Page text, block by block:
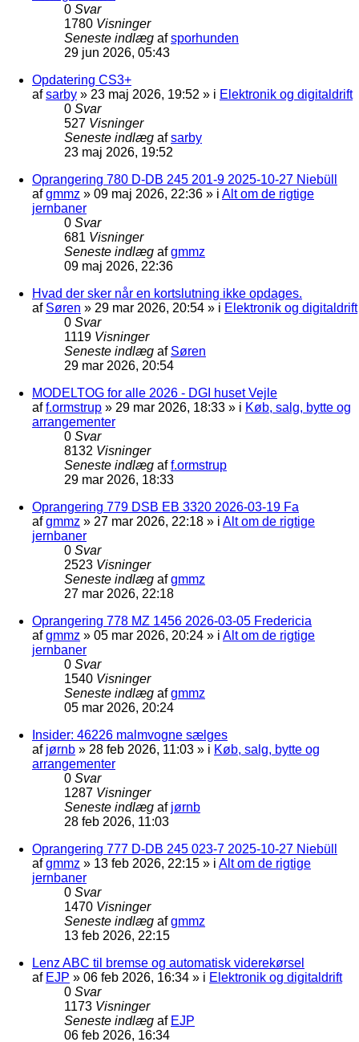
0 Svar
1780 Visninger
Seneste indlæg afsporhunden
29 jun 2026, 05:43
Opdatering CS3+
afsarby » 23 maj 2026, 19:52 » i Elektronik og digitaldrift
0 Svar
527 Visninger
Seneste indlæg afsarby
23 maj 2026, 19:52
Oprangering 780 D-DB 245 201-9 2025-10-27 Niebüll
afgmmz » 09 maj 2026, 22:36 » i Alt om de rigtige
jernbaner
0 Svar
681 Visninger
Seneste indlæg afgmmz
09 maj 2026, 22:36
Hvad der sker når en kortslutning ikke opdages.
af Søren » 29 mar 2026, 20:54 » i Elektronik og digitaldrift
0 Svar
1119 Visninger
Seneste indlæg af Søren
29 mar 2026, 20:54
MODELTOG for alle 2026 - DGI huset Vejle
aff.ormstrup » 29 mar 2026, 18:33 » i Køb, salg, bytte og
arrangementer
0 Svar
8132 Visninger
Seneste indlæg aff.ormstrup
29 mar 2026, 18:33
Oprangering 779 DSB EB 3320 2026-03-19 Fa
afgmmz » 27 mar 2026, 22:18 » i Alt om de rigtige
jernbaner
0 Svar
2523 Visninger
Seneste indlæg afgmmz
27 mar 2026, 22:18
Oprangering 778 MZ 1456 2026-03-05 Fredericia
afgmmz » 05 mar 2026, 20:24 » i Alt om de rigtige
jernbaner
0 Svar
1540 Visninger
Seneste indlæg afgmmz
05 mar 2026, 20:24
Insider: 46226 malmvogne sælges
af jørnb » 28 feb 2026, 11:03 » i Køb, salg, bytte og
arrangementer
0 Svar
1287 Visninger
Seneste indlæg af jørnb
28 feb 2026, 11:03
Oprangering 777 D-DB 245 023-7 2025-10-27 Niebüll
afgmmz » 13 feb 2026, 22:15 » i Alt om de rigtige
jernbaner
0 Svar
1470 Visninger
Seneste indlæg afgmmz
13 feb 2026, 22:15
Lenz ABC til bremse og automatisk viderekørsel
af EJP » 06 feb 2026, 16:34 » i Elektronik og digitaldrift
0 Svar
1173 Visninger
Seneste indlæg af EJP
06 feb 2026, 16:34